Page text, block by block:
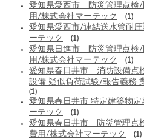
愛知県愛西市 防災管理点検/
用/株式会社マーテック
(1)
愛知県愛西市/連結送水管耐
ーテック
(1)
愛知県日進市 防災管理点検/
用/株式会社マーテック
(1)
愛知県春日井市 消防設備点
設備 疑似負荷試験/報告義務
(1)
愛知県春日井市 特定建築物
ーテック
(1)
愛知県春日井市 防災管理点
費用/株式会社マーテック
(1)